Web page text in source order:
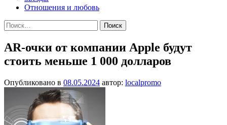
Отношения и любовь
Найти:
AR-очки от компании Apple будут
стоить меньше 1 000 долларов
Опубликовано в 08.05.2024 автор: localpromo